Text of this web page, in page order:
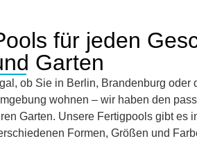
für jeden
Garten
ob Sie in Berlin, Brandenburg oder
wohnen – wir haben den
Garten. Unsere Fertigpools gibt es
Formen, Größen und